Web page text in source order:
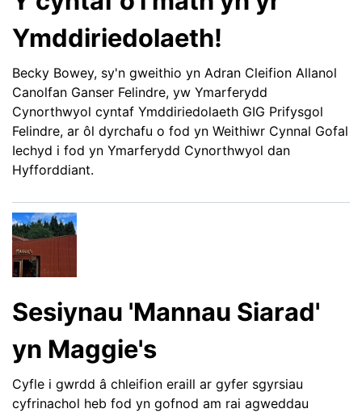
Ymddiriedolaeth!
Becky Bowey, sy'n gweithio yn Adran Cleifion Allanol
Canolfan Ganser Felindre, yw Ymarferydd
Cynorthwyol cyntaf Ymddiriedolaeth GIG Prifysgol
Felindre, ar ôl dyrchafu o fod yn Weithiwr Cynnal Gofal
Iechyd i fod yn Ymarferydd Cynorthwyol dan
Hyfforddiant.
Sesiynau 'Mannau Siarad'
yn Maggie's
Cyfle i gwrdd â chleifion eraill ar gyfer sgyrsiau
cyfrinachol heb fod yn gofnod am rai agweddau